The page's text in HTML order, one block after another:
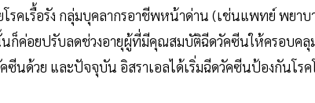
โรคเรื้อรัง กลุ่มบุคลากรอาชีพหน้าด่าน (เช่นแพทย์ พยาบ
ก็ค่อยปรับลดช่วงอายุผู้ที่มีคุณสมบัติฉีดวัคซีนให้ครอบคลุ
นด้วย และปัจจุบัน อิสราเอลได้เริ่มฉีดวัคซีนป้องกันโรค